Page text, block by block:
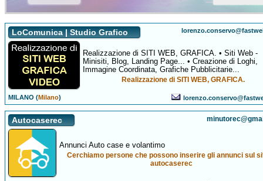
LoComunica | Studio Grafico
Realizzazione di SITI WEB, GRAFICA. • Siti Web -
Minisiti, Blog, Landing Page... • Creazione di Loghi,
Immagine Coordinata, Grafiche Pubblicitarie...
Realizzazione di SITI WEB, GRAFICA.
MILANO (Milano)
Autocaserec
Annunci Auto case e volantimo
Cerchiamo persone che possono inserire gli annunci sul
autocaserec